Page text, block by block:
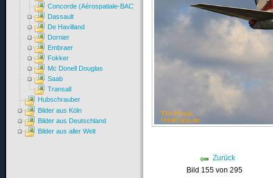
Zurück
Bild 155 von 295
Concorde (Aérospatiale-BAC)
Dassault
De Havilland
Dornier
Embraer
Fokker
Mc Donell Douglas
Saab
Transall
Hubschrauber
Bilder aus Köln
Bilder aus Deutschland
Bilder aus aller Welt